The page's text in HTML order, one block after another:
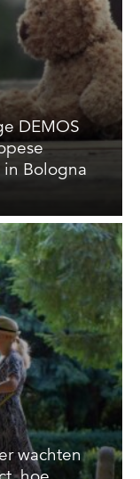
DEMOS
Bologna
wachten